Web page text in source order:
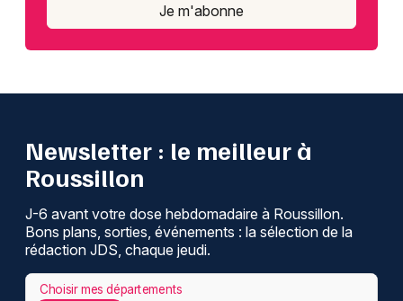
Je m'abonne
Newsletter : le meilleur à
Roussillon
J-6 avant votre dose hebdomadaire à Roussillon.
Bons plans, sorties, événements : la sélection de la
rédaction JDS, chaque jeudi.
Choisir mes départements